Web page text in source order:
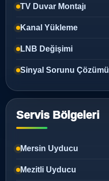
TV Duvar Montajı
Kanal Yükleme
LNB Değişimi
Sinyal Sorunu Çözümü
Servis Bölgeleri
Mersin Uyducu
Mezitli Uyducu